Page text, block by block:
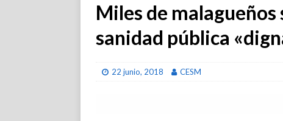
Miles de
sanidad pública
22 junio, 2018 CESM